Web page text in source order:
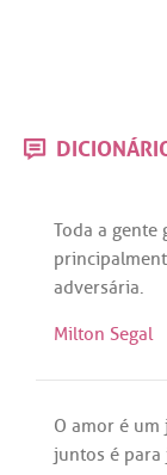
Toda a gente
adversária.
Milton Segal
O amor é um
juntos é para